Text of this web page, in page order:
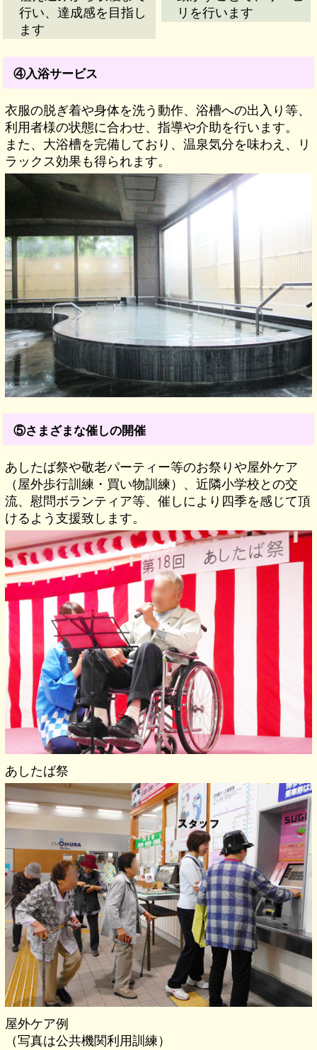
行い、達成感を目指し
ます
リを行います
④入浴サービス
衣服の脱ぎ着や身体を洗う動作、浴槽への出入り等、
利用者様の状態に合わせ、指導や介助を行います。
また、大浴槽を完備しており、温泉気分を味わえ、リ
ラックス効果も得られます。
⑤さまざまな催しの開催
あしたば祭や敬老パーティー等のお祭りや屋外ケア
（屋外歩行訓練・買い物訓練）、近隣小学校との交
流、慰問ボランティア等、催しにより四季を感じて頂
けるよう支援致します。
あしたば祭
屋外ケア例
（写真は公共機関利用訓練）